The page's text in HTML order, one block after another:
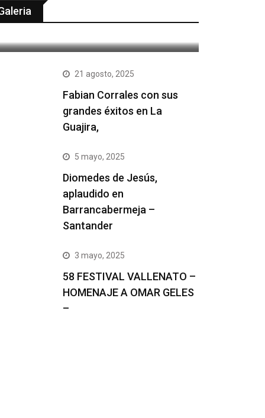
Jorge Celedón estará hoy con
su concierto sinfónico en
21 agosto, 2025
Fabian Corrales con sus
grandes éxitos en La
Guajira,
5 mayo, 2025
Diomedes de Jesús,
aplaudido en
Barrancabermeja –
Santander
3 mayo, 2025
58 FESTIVAL VALLENATO –
HOMENAJE A OMAR GELES
–